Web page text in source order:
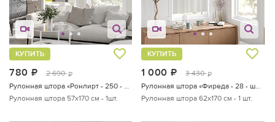
780 руб.
2 690 руб.
КУПИТЬ
Рулонная штора «Ронлирт - 250 - ширина 57 см»
Рулонная штора 57х170 см - 1шт.
1 000 руб.
3 430 руб.
КУПИТЬ
Рулонная штора «Фиреда - 28 - ширина 62 см»
Рулонная штора 62х170 см - 1 шт.